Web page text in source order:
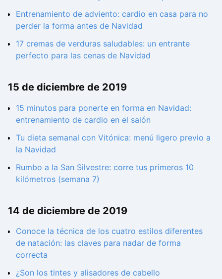
Entrenamiento de adviento: cardio en casa para no
perder la forma antes de Navidad
17 cremas de verduras saludables: un entrante
perfecto para las cenas de Navidad
15 de diciembre de 2019
15 minutos para ponerte en forma en Navidad:
entrenamiento de cardio en el salón
Tu dieta semanal con Vitónica: menú ligero previo a
la Navidad
Rumbo a la San Silvestre: corre tus primeros 10
kilómetros (semana 7)
14 de diciembre de 2019
Conoce la técnica de los cuatro estilos diferentes
de natación: las claves para nadar de forma
correcta
¿Son los tintes y alisadores de cabello